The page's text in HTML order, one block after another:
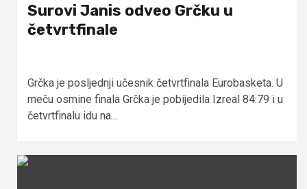
Surovi Janis odveo Grčku u
četvrtfinale
Grčka je posljednji učesnik četvrtfinala Eurobasketa. U
meču osmine finala Grčka je pobijedila Izreal 84:79 i u
četvrtfinalu idu na...